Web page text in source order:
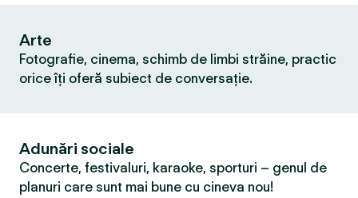
Arte
Fotografie, cinema, schimb de limbi străine, practic
orice îți oferă subiect de conversație.
Adunări sociale
Concerte, festivaluri, karaoke, sporturi – genul de
planuri care sunt mai bune cu cineva nou!